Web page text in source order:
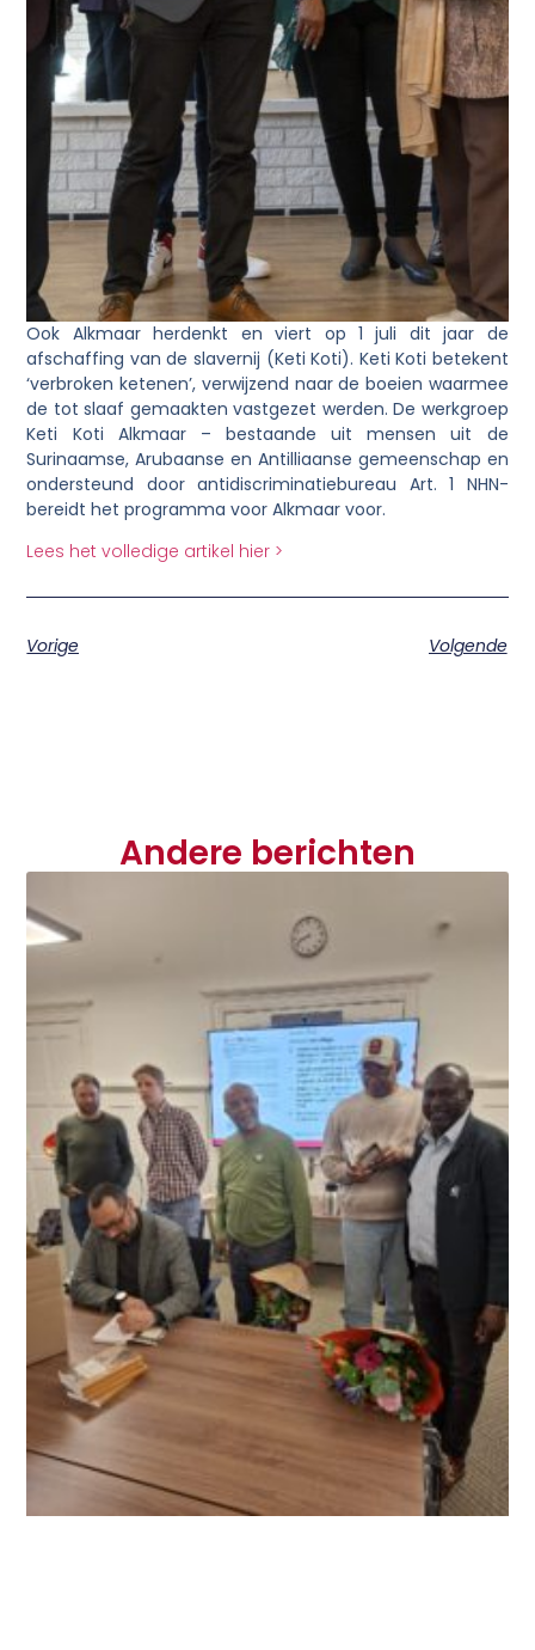
Ook Alkmaar herdenkt en viert op 1 juli dit jaar de
afschaffing van de slavernij (Keti Koti). Keti Koti betekent
‘verbroken ketenen’, verwijzend naar de boeien waarmee
de tot slaaf gemaakten vastgezet werden. De werkgroep
Keti Koti Alkmaar – bestaande uit mensen uit de
Surinaamse, Arubaanse en Antilliaanse gemeenschap en
ondersteund door antidiscriminatiebureau Art. 1 NHN-
bereidt het programma voor Alkmaar voor.
Lees het volledige artikel hier >
Vorige Volgende
Andere berichten